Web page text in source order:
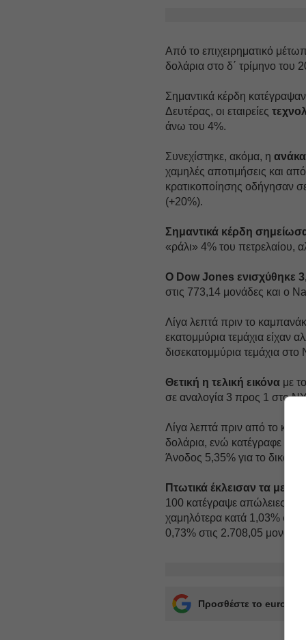
Από το επιχειρηματικό
δολάρια στο δ΄ τρίμηνο του
Σημαντικά κέρδη κατέγραψαν
Δευτέρας, οι εταιρείες
άνω του 4%.
Συνεχίστηκε, ακόμα, η
χαμηλές αποτιμήσεις και
κρατικοποίησης οδήγησαν
(+20%).
Σημαντικά κέρδη
«ράλι» 4% του πετρελαίου,
Ο Dow Jones ενισχύθηκε
στις 773,14 μονάδες και ο
Λίγα λεπτά πριν το
εκατομμύρια τεμάχια είχαν
δισεκατομμύρια τεμάχια στο
Θετική η τελική εικόνα με
σε αναλογία 3 προς 1 στο
Λίγα λεπτά πριν από το
δολάρια, ενώ κατέγραφε
Άνοδος 5,35% για το
Πτωτικά έκλεισαν τα
100 κατέγραψε απώλειες
χαμηλότερα κατά 1,03%
0,73% στις 2.708,05 μονάδες.
Προσθέστε το